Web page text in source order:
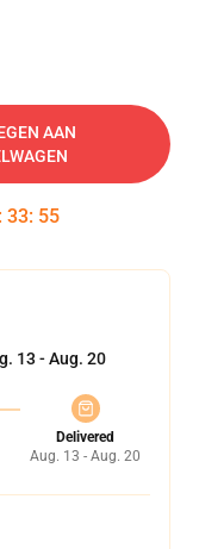
AAN
: 33: 54
13 - Aug. 20
Delivered
Aug. 13 - Aug. 20